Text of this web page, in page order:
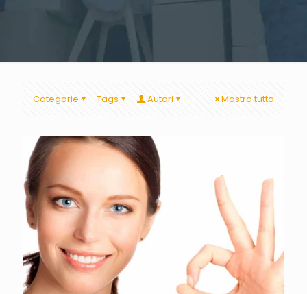
Categorie Tags Autori Mostra tutto